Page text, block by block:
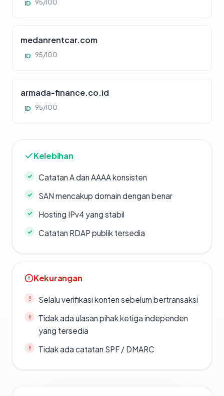
ID 95/100
medanrentcar.com
ID 95/100
armada-finance.co.id
ID 95/100
Kelebihan
Catatan A dan AAAA konsisten
SAN mencakup domain dengan benar
Hosting IPv4 yang stabil
Catatan RDAP publik tersedia
Kekurangan
Selalu verifikasi konten sebelum bertransaksi
Tidak ada ulasan pihak ketiga independen
yang tersedia
Tidak ada catatan SPF / DMARC